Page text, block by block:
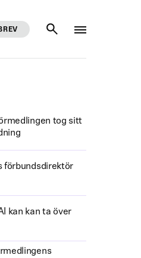
tog sitt
förbundsdirektör
kan kan ta över